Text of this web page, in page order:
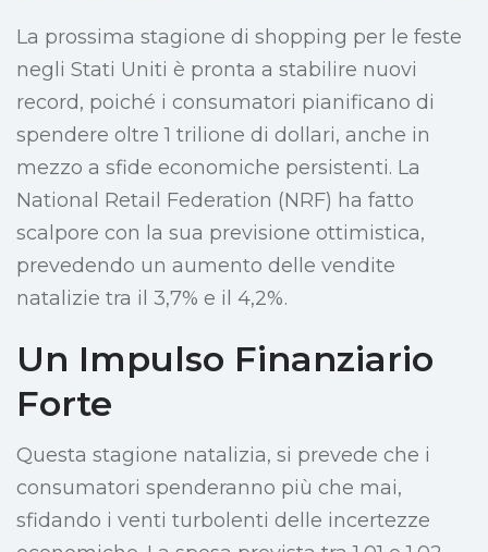
La prossima stagione di shopping per le feste
negli Stati Uniti è pronta a stabilire nuovi
record, poiché i consumatori pianificano di
spendere oltre 1 trilione di dollari, anche in
mezzo a sfide economiche persistenti. La
National Retail Federation (NRF) ha fatto
scalpore con la sua previsione ottimistica,
prevedendo un aumento delle vendite
natalizie tra il 3,7% e il 4,2%.
Un Impulso Finanziario
Forte
Questa stagione natalizia, si prevede che i
consumatori spenderanno più che mai,
sfidando i venti turbolenti delle incertezze